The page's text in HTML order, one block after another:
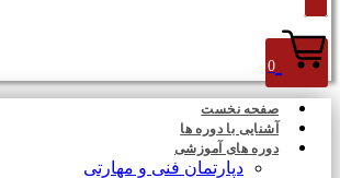
0
صفحه نخست
آشنایی با دوره ها
دوره های آموزشی
دپارتمان فنی و مهارتی